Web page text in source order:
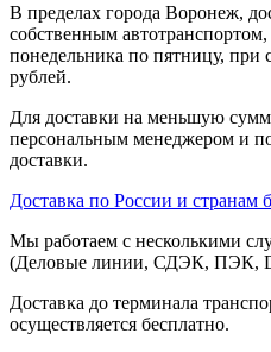
В пределах города Воронеж,
собственным
понедельника по пятницу, при
рублей.
Для доставки на меньшую
персональным менеджером и
доставки.
Доставка по России и странам
Мы работаем с несколькими
(Деловые линии, СДЭК, ПЭК,
Доставка до терминала
осуществляется бесплатно.